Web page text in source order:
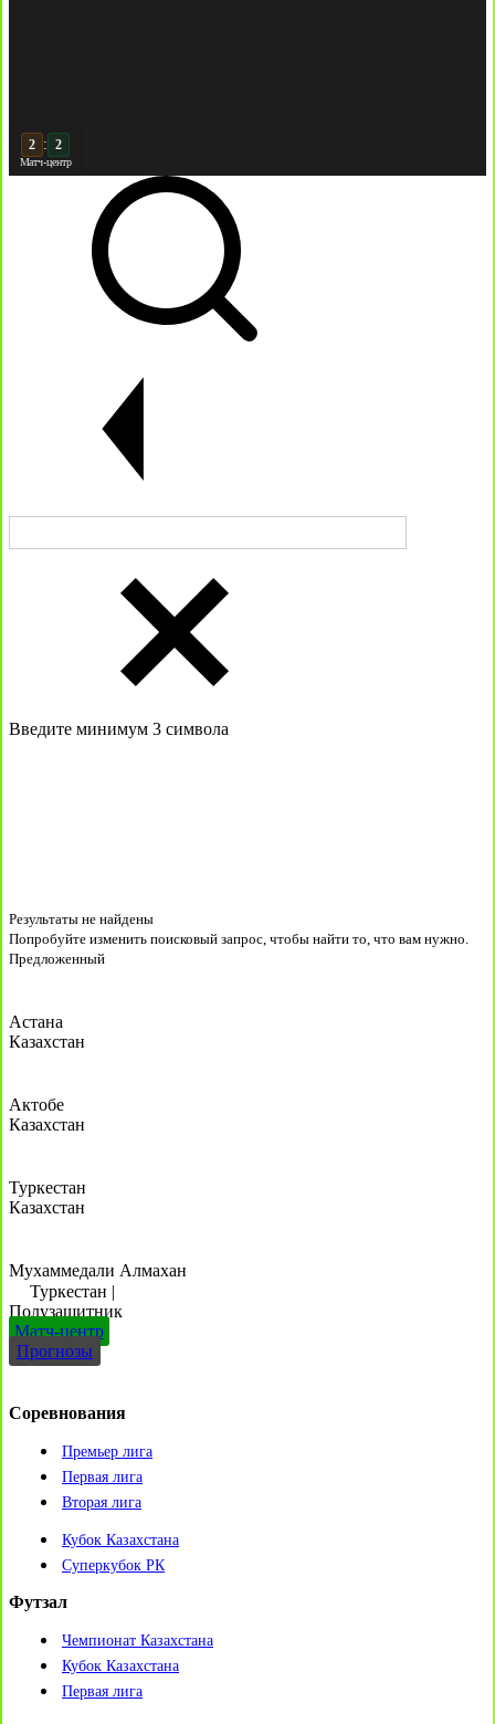
3 :
Матч-центр
Введите минимум 3 символа
Результаты не найдены
Попробуйте изменить поисковый запрос, чтобы найти то, что вам нужно.
Предложенный
Астана
Казахстан
Актобе
Казахстан
Туркестан
Казахстан
Мухаммедали Алмахан
Туркестан |
Полузащитник
Матч-центр
Прогнозы
Соревнования
Премьер лига
Первая лига
Вторая лига
Кубок Казахстана
Суперкубок РК
Футзал
Чемпионат Казахстана
Кубок Казахстана
Первая лига